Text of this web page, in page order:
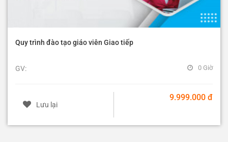
Quy trình đào tạo giáo viên Giao tiếp
GV: 0 Giờ
Lưu lại
9.999.000 đ